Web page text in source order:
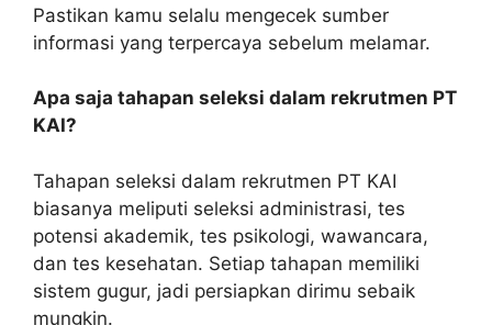
Pastikan kamu selalu mengecek sumber
informasi yang terpercaya sebelum melamar.
Apa saja tahapan seleksi dalam rekrutmen PT
KAI?
Tahapan seleksi dalam rekrutmen PT KAI
biasanya meliputi seleksi administrasi, tes
potensi akademik, tes psikologi, wawancara,
dan tes kesehatan. Setiap tahapan memiliki
sistem gugur, jadi persiapkan dirimu sebaik
mungkin.